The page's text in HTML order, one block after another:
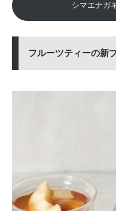
シマエナガ
フルーツティーの新